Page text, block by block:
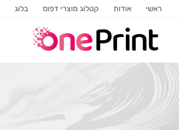
ראשי אודות קטלוג מוצרי דפוס בלוג